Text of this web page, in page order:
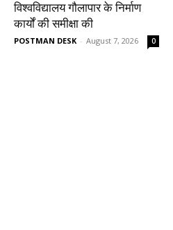
विश्वविद्यालय गौलापार के निर्माण
कार्यों की समीक्षा की
POSTMAN DESK - August 7, 2026 0